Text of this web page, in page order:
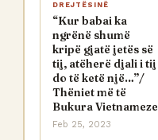
DREJTËSINË
“Kur babai ka
ngrënë shumë
kripë gjatë jetës së
tij, atëherë djali i tij
do të ketë një…”/
Thëniet më të
Bukura Vietnameze
Feb 25, 2023